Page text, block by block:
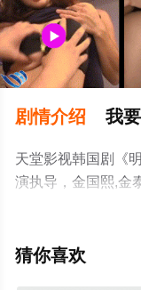
剧情介绍 我
天堂影视韩国剧《
演执导，金国熙,金
圭,朱贤英,徐现宇
电视剧全集就上天
猜你喜欢